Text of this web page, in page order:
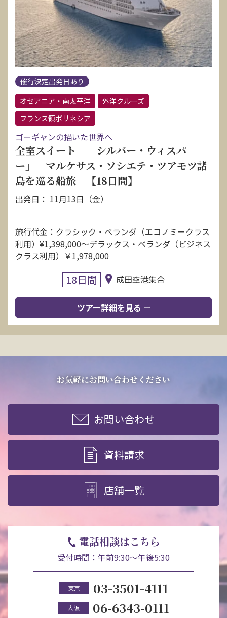
催行決定出発日あり
オセアニア・南太平洋
外洋クルーズ
フランス領ポリネシア
ゴーギャンの描いた世界へ
全室スイート 「シルバー・ウィスパ
ー」 マルケサス・ソシエテ・ツアモツ諸
島を巡る船旅 【18日間】
出発日： 11月13日（金）
旅行代金：クラシック・ベランダ（エコノミークラス
利用）¥1,398,000〜デラックス・ベランダ（ビジネス
クラス利用）￥1,978,000
18日間 成田空港集合
ツアー詳細を見る
お気軽にお問い合わせください
お問い合わせ
資料請求
店舗一覧
電話相談はこちら
受付時間：午前9:30～午後5:30
東京 03-3501-4111
大阪 06-6343-0111